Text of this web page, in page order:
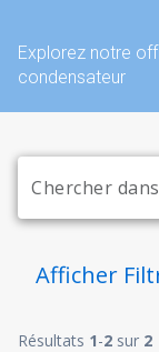
Explorez notre
condensateur
Afficher
Résultats 1-2 sur 2